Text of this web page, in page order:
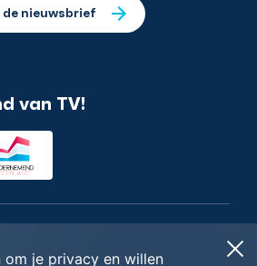
de nieuwsbrief
van TV!
om je privacy en willen